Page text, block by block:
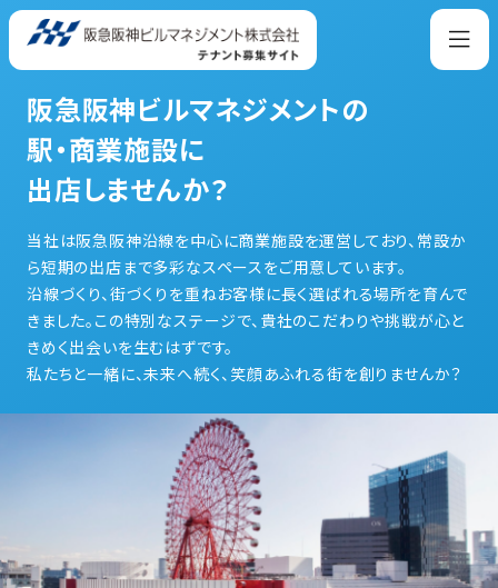
阪急阪神ビルマネジメントの
駅・商業施設に
出店しませんか？
当社は阪急阪神沿線を中心に商業施設を運営しており、常設か
ら短期の出店まで多彩なスペースをご用意しています。
沿線づくり、街づくりを重ねお客様に長く選ばれる場所を育んで
きました。この特別なステージで、貴社のこだわりや挑戦が心と
きめく出会いを生むはずです。
私たちと一緒に、未来へ続く、笑顔あふれる街を創りませんか？